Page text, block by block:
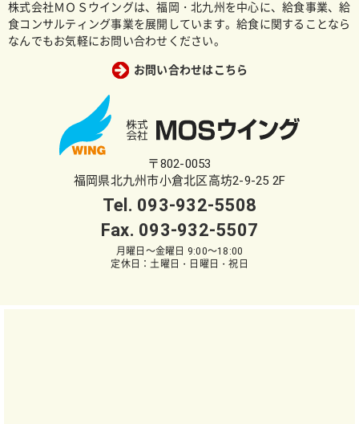
株式会社ＭＯＳウイングは、福岡・北九州を中心に、給食事業、給
食コンサルティング事業を展開しています。給食に関することなら
なんでもお気軽にお問い合わせください。
お問い合わせはこちら
〒802-0053
福岡県北九州市小倉北区高坊2-9-25 2F
Tel. 093-932-5508
Fax. 093-932-5507
月曜日～金曜日 9:00～18:00
定休日：土曜日・日曜日・祝日